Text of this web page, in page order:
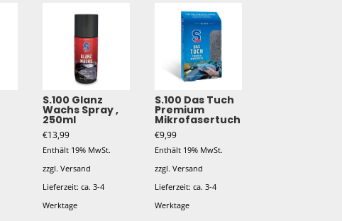
S.100 Glanz
Wachs Spray ,
250ml
€13,99
Enthält 19% MwSt.
zzgl. Versand
Lieferzeit: ca. 3-4
Werktage
S.100 Das Tuch
Premium
Mikrofasertuch
€9,99
Enthält 19% MwSt.
zzgl.Versand
Lieferzeit: ca. 3-4
Werktage